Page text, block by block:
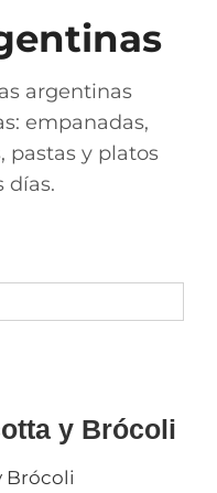
argentinas
empanadas,
pastas y platos
días.
y Brócoli